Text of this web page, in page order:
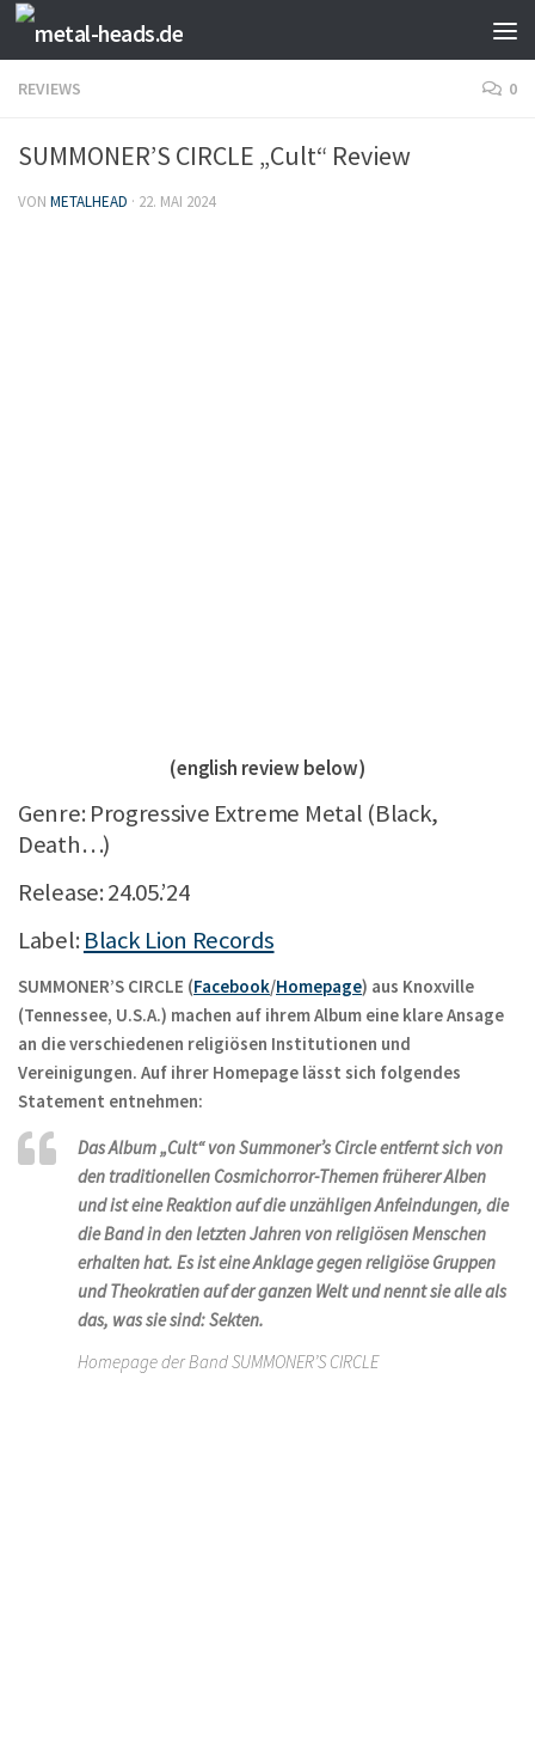
Zum Inhalt springen
REVIEWS 0
SUMMONER’S CIRCLE „Cult“ Review
VON METALHEAD · 22. MAI 2024
(english review below)
Genre: Progressive Extreme Metal (Black,
Death…)
Release: 24.05.’24
Label: Black Lion Records
SUMMONER’S CIRCLE (Facebook/Homepage) aus Knoxville
(Tennessee, U.S.A.) machen auf ihrem Album eine klare Ansage
an die verschiedenen religiösen Institutionen und
Vereinigungen. Auf ihrer Homepage lässt sich folgendes
Statement entnehmen:
Das Album „Cult“ von Summoner’s Circle entfernt sich von
den traditionellen Cosmichorror-Themen früherer Alben
und ist eine Reaktion auf die unzähligen Anfeindungen, die
die Band in den letzten Jahren von religiösen Menschen
erhalten hat. Es ist eine Anklage gegen religiöse Gruppen
und Theokratien auf der ganzen Welt und nennt sie alle als
das, was sie sind: Sekten.
Homepage der Band SUMMONER’S CIRCLE